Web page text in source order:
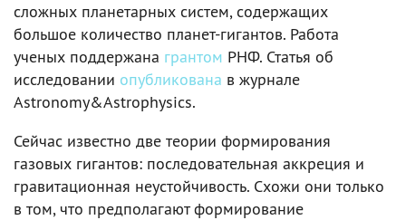
сложных планетарных систем, содержащих
большое количество планет-гигантов. Работа
ученых поддержана грантом РНФ. Статья об
исследовании опубликована в журнале
Astronomy&Astrophysics.
Сейчас известно две теории формирования
газовых гигантов: последовательная аккреция и
гравитационная неустойчивость. Схожи они только
в том, что предполагают формирование